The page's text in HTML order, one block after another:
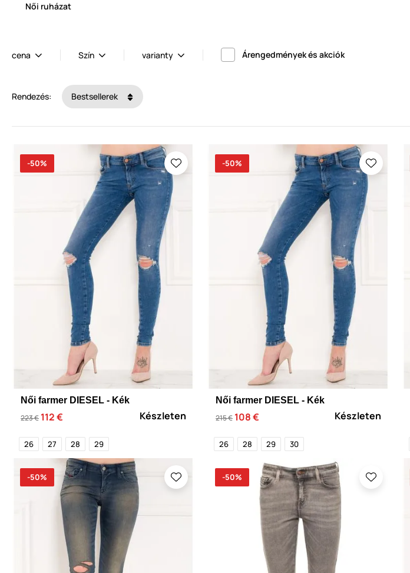
Női ruházat
cena Szín varianty Árengedmények és akciók
Rendezés: Bestsellerek
-50%
Női farmer DIESEL - Kék
223 € 112 € Készleten
26 27 28 29
-50%
Női farmer DIESEL - Kék
215 € 108 € Készleten
26 28 29 30
-50% -50%